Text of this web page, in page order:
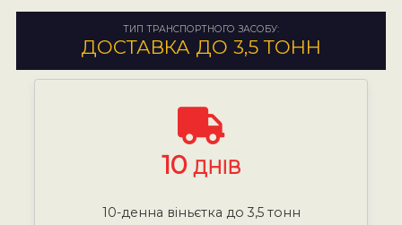
ТИП ТРАНСПОРТНОГО ЗАСОБУ:
ДОСТАВКА ДО 3,5 ТОНН
10 ДНІВ
10-денна віньєтка до 3,5 тонн